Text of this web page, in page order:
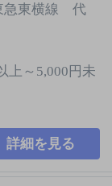
急東横線 代
上～5,000円未
詳細を見る